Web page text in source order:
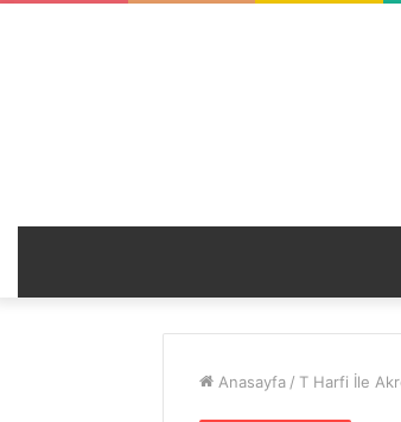
Anasayfa / T Harfi İle